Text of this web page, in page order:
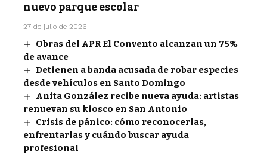
nuevo parque escolar
27 de julio de 2026
Obras del APR El Convento alcanzan un 75%
de avance
Detienen a banda acusada de robar especies
desde vehículos en Santo Domingo
Anita González recibe nueva ayuda: artistas
renuevan su kiosco en San Antonio
Crisis de pánico: cómo reconocerlas,
enfrentarlas y cuándo buscar ayuda
profesional